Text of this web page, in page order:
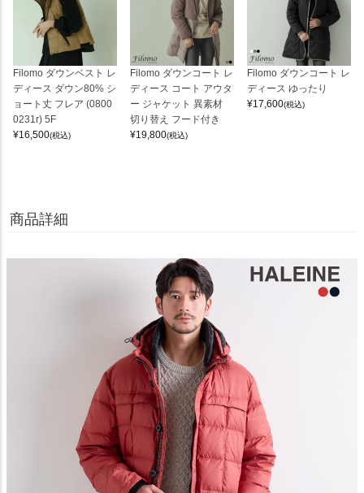
Filomo ダウンベスト レ
ディース ダウン80% シ
ョート丈 フレア (0800
0231r) 5F
¥16,500(税込)
Filomo ダウンコート レ
ディース コート アウタ
ー ジャケット 異素材
切り替え フード付き
¥19,800(税込)
Filomo ダウンコート レ
ディース ゆったり
¥17,600(税込)
商品詳細